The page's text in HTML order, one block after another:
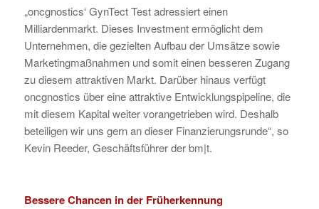
„oncgnostics‘ GynTect Test adressiert einen
Milliardenmarkt. Dieses Investment ermöglicht dem
Unternehmen, die gezielten Aufbau der Umsätze sowie
Marketingmaßnahmen und somit einen besseren Zugang
zu diesem attraktiven Markt. Darüber hinaus verfügt
oncgnostics über eine attraktive Entwicklungspipeline, die
mit diesem Kapital weiter vorangetrieben wird. Deshalb
beteiligen wir uns gern an dieser Finanzierungsrunde“, so
Kevin Reeder, Geschäftsführer der bm|t.
Bessere Chancen in der Früherkennung